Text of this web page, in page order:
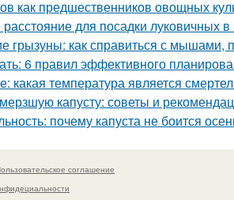
как предшественников овощных
для посадки луковичных
грызуны: как справиться с
6 правил эффективного
какая температура является
капусту: советы и
почему капуста не боится
соглашение